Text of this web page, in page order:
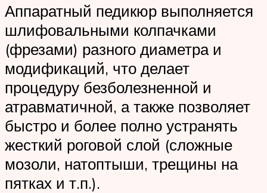
Аппаратный педикюр выполняется
шлифовальными колпачками
(фрезами) разного диаметра и
модификаций, что делает
процедуру безболезненной и
атравматичной, а также позволяет
быстро и более полно устранять
жесткий роговой слой (сложные
мозоли, натоптыши, трещины на
пятках и т.п.).